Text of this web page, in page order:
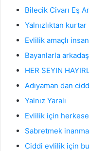
Bilecik Civarı Eş
Yalnızlıktan
Evlilik amaçlı
Bayanlarla
HER SEYIN
Adıyaman dan
Yalnız Yaralı
Evlilik için
Sabretmek
Ciddi evlilik için